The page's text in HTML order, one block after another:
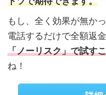
もし、全く効果が無か
電話するだけで全額返
「ノーリスク」で試す
ね！